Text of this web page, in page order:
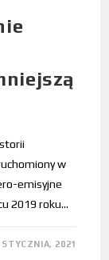
w
emisyjne
2019 roku…
STYCZNIA, 2021